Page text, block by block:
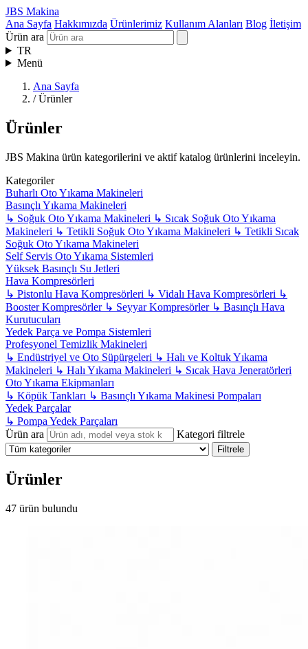
JBS Makina
Ana Sayfa Hakkımızda Ürünlerimiz Kullanım Alanları Blog İletişim
Ürün ara
TR
Menü
Ana Sayfa
/ Ürünler
Ürünler
JBS Makina ürün kategorilerini ve aktif katalog ürünlerini inceleyin.
Kategoriler
Buharlı Oto Yıkama Makineleri
Basınçlı Yıkama Makineleri
↳ Soğuk Oto Yıkama Makineleri ↳ Sıcak Soğuk Oto Yıkama
Makineleri ↳ Tetikli Soğuk Oto Yıkama Makineleri ↳ Tetikli Sıcak
Soğuk Oto Yıkama Makineleri
Self Servis Oto Yıkama Sistemleri
Yüksek Basınçlı Su Jetleri
Hava Kompresörleri
↳ Pistonlu Hava Kompresörleri ↳ Vidalı Hava Kompresörleri ↳
Booster Kompresörler ↳ Seyyar Kompresörler ↳ Basınçlı Hava
Kurutucuları
Yedek Parça ve Pompa Sistemleri
Profesyonel Temizlik Makineleri
↳ Endüstriyel ve Oto Süpürgeleri ↳ Halı ve Koltuk Yıkama
Makineleri ↳ Halı Yıkama Makineleri ↳ Sıcak Hava Jeneratörleri
Oto Yıkama Ekipmanları
↳ Köpük Tankları ↳ Basınçlı Yıkama Makinesi Pompaları
Yedek Parçalar
↳ Pompa Yedek Parçaları
Ürün ara
Kategori filtrele
Filtrele
Ürünler
47 ürün bulundu